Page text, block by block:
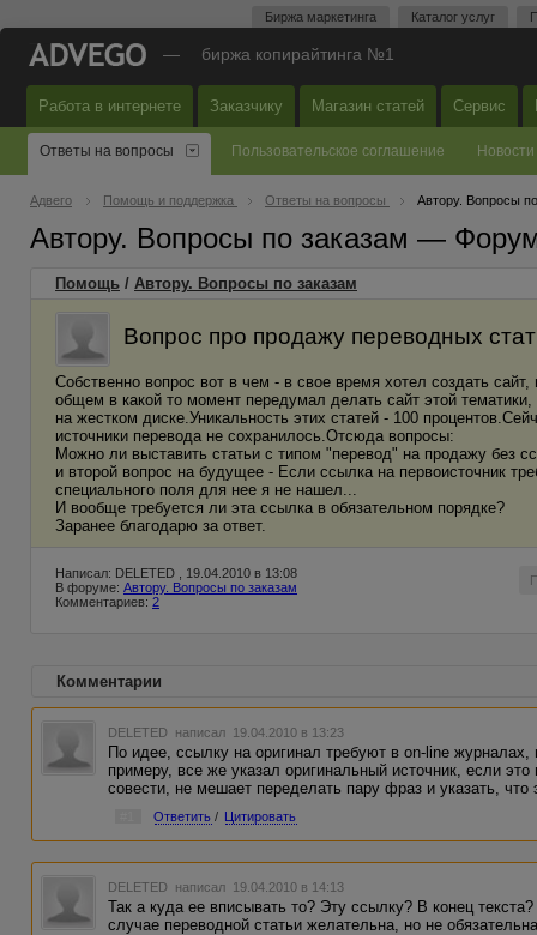
Биржа маркетинга Каталог услуг
— биржа копирайтинга №1
Работа в интернете Заказчику Магазин статей Сервис
Ответы на вопросы Пользовательское соглашение Новости
Адвего Помощь и поддержка Ответы на вопросы Автору. Вопросы
Автору. Вопросы по заказам —
Помощь / Автору. Вопросы по заказам
Вопрос про продажу переводных
Собственно вопрос вот в чем - в свое время хотел создать
общем в какой то момент передумал делать сайт этой
на жестком диске.Уникальность этих статей - 100
источники перевода не сохранилось.Отсюда вопросы:
Можно ли выставить статьи с типом "перевод" на продажу без
и второй вопрос на будущее - Если ссылка на первоисточник
специального поля для нее я не нашел...
И вообще требуется ли эта ссылка в обязательном порядке?
Заранее благодарю за ответ.
Написал: DELETED , 19.04.2010 в 13:08
В форуме: Автору. Вопросы по заказам
Комментариев: 2
Комментарии
DELETED написал 19.04.2010 в 13:23
По идее, ссылку на оригинал требуют в оn-line
примеру, все же указал оригинальный источник, если
совести, не мешает переделать пару фраз и указать, что
Ответить / Цитировать
DELETED написал 19.04.2010 в 14:13
Так а куда ее вписывать то? Эту ссылку? В конец
случае переводной статьи желательна, но не